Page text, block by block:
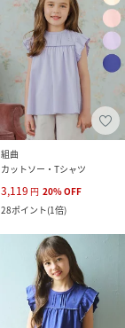
組曲
カットソー・Tシャツ
3,119 円 20%OFF
28ポイント(1倍)